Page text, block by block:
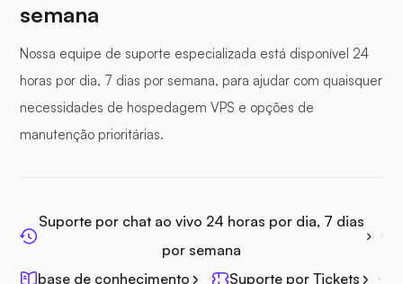
Fotoprisma
semana
Nossa equipe de suporte especializada está disponível 24
horas por dia, 7 dias por semana, para ajudar com quaisquer
necessidades de hospedagem VPS e opções de
manutenção prioritárias.
Suporte por chat ao vivo 24 horas por dia, 7 dias
por semana
base de conhecimento
Suporte por Tickets